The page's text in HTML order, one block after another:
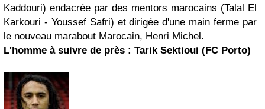
Kaddouri) endacrée par des mentors marocains (Talal El
Karkouri - Youssef Safri) et dirigée d'une main ferme par
le nouveau marabout Marocain, Henri Michel.
L'homme à suivre de près : Tarik Sektioui (FC Porto)